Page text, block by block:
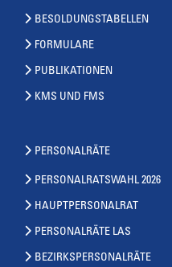
BESOLDUNGSTABELLEN
FORMULARE
PUBLIKATIONEN
KMS UND FMS
PERSONALRÄTE
PERSONALRATSWAHL 2026
HAUPTPERSONALRAT
PERSONALRÄTE LAS
BEZIRKSPERSONALRÄTE